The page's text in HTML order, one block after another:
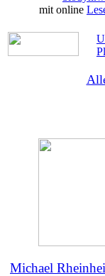
mit online
Michael